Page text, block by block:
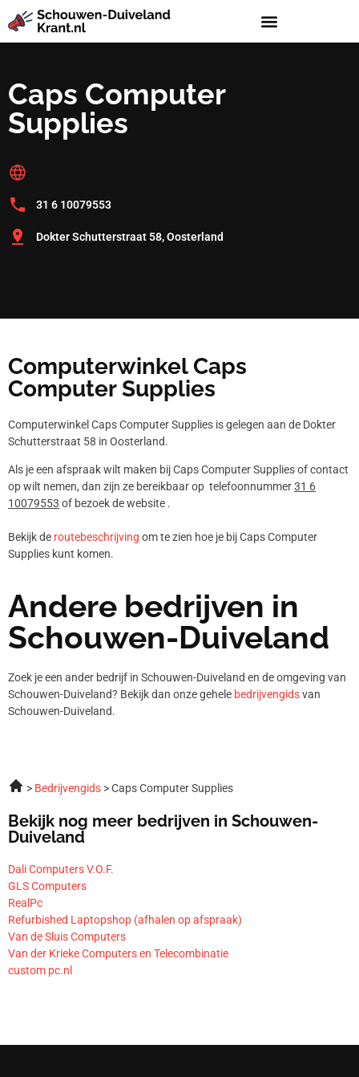
Caps Computer
Supplies
31 6 10079553
Dokter Schutterstraat 58, Oosterland
Computerwinkel Caps
Computer Supplies
Computerwinkel Caps Computer Supplies is gelegen aan de Dokter
Schutterstraat 58 in Oosterland.
Als je een afspraak wilt maken bij Caps Computer Supplies of contact
op wilt nemen, dan zijn ze bereikbaar op telefoonnummer31 6
10079553 of bezoek de website .
Bekijk de routebeschrijving om te zien hoe je bij Caps Computer
Supplies kunt komen.
Andere bedrijven in
Schouwen-Duiveland
Zoek je een ander bedrijf in Schouwen-Duiveland en de omgeving van
Schouwen-Duiveland? Bekijk dan onze gehele bedrijvengidsvan
Schouwen-Duiveland.
Bedrijvengids Caps Computer Supplies
Bekijk nog meer bedrijven in Schouwen-
Duiveland
Dali Computers V.O.F.
GLS Computers
RealPc
Refurbished Laptopshop (afhalen op afspraak)
Van de Sluis Computers
Van der Krieke Computers en Telecombinatie
custom pc.nl